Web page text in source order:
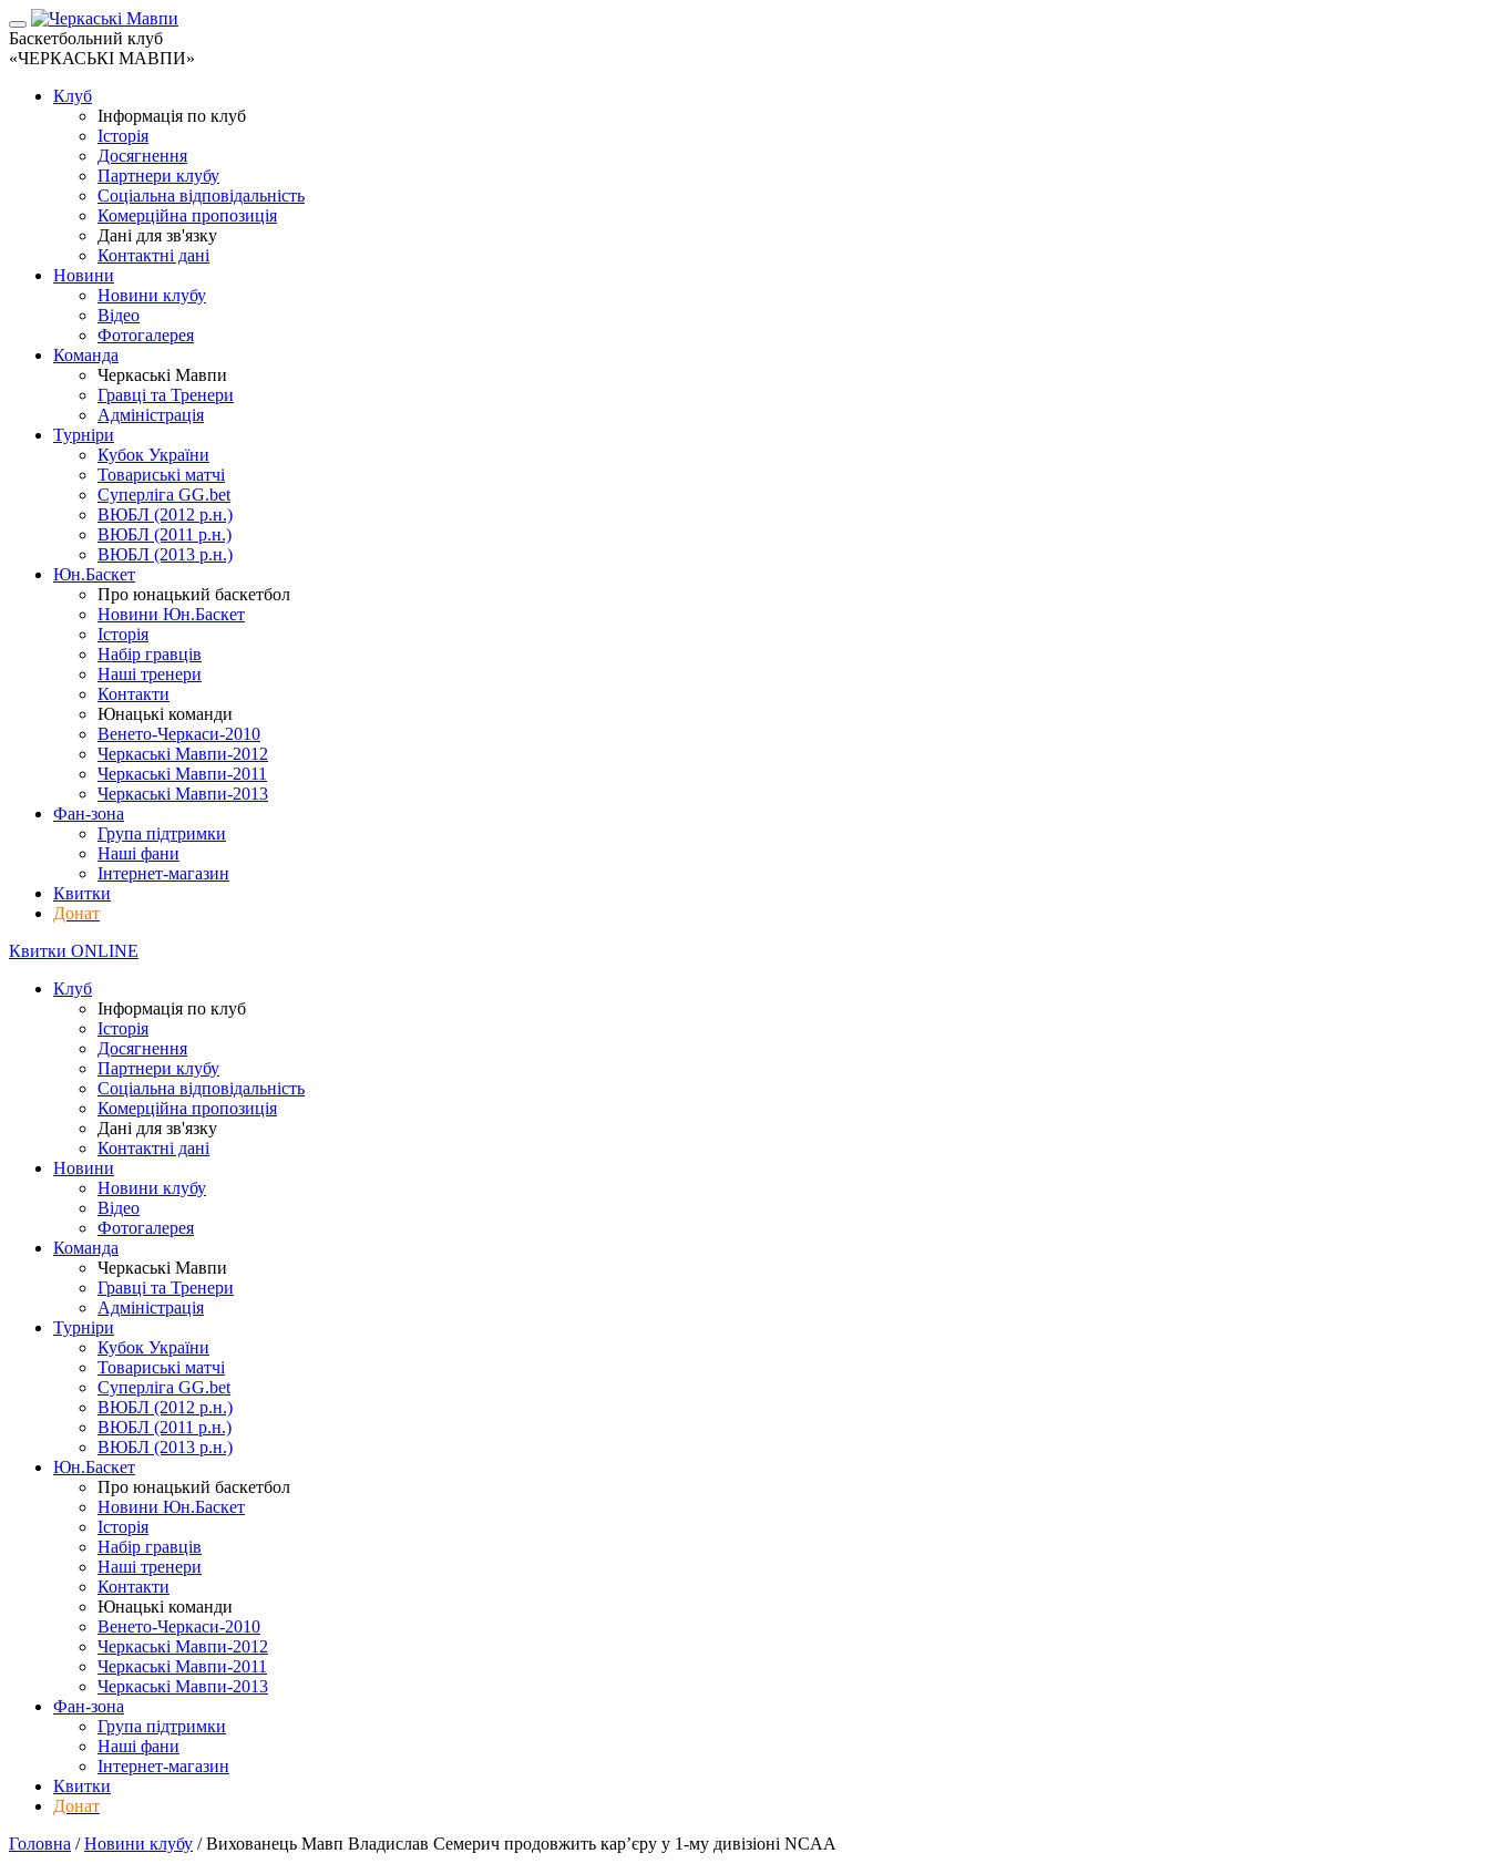
Баскетбольний клуб
«ЧЕРКАСЬКІ МАВПИ»
Клуб
Інформація по клуб
Історія
Досягнення
Партнери клубу
Соціальна відповідальність
Комерційна пропозиція
Дані для зв'язку
Контактні дані
Новини
Новини клубу
Відео
Фотогалерея
Команда
Черкаські Мавпи
Гравці та Тренери
Адміністрація
Турніри
Кубок України
Товариські матчі
Суперліга GG.bet
ВЮБЛ (2012 р.н.)
ВЮБЛ (2011 р.н.)
ВЮБЛ (2013 р.н.)
Юн.Баскет
Про юнацький баскетбол
Новини Юн.Баскет
Історія
Набір гравців
Наші тренери
Контакти
Юнацькі команди
Венето-Черкаси-2010
Черкаські Мавпи-2012
Черкаські Мавпи-2011
Черкаські Мавпи-2013
Фан-зона
Група підтримки
Наші фани
Інтернет-магазин
Квитки
Донат
Квитки ONLINE
Клуб
Інформація по клуб
Історія
Досягнення
Партнери клубу
Соціальна відповідальність
Комерційна пропозиція
Дані для зв'язку
Контактні дані
Новини
Новини клубу
Відео
Фотогалерея
Команда
Черкаські Мавпи
Гравці та Тренери
Адміністрація
Турніри
Кубок України
Товариські матчі
Суперліга GG.bet
ВЮБЛ (2012 р.н.)
ВЮБЛ (2011 р.н.)
ВЮБЛ (2013 р.н.)
Юн.Баскет
Про юнацький баскетбол
Новини Юн.Баскет
Історія
Набір гравців
Наші тренери
Контакти
Юнацькі команди
Венето-Черкаси-2010
Черкаські Мавпи-2012
Черкаські Мавпи-2011
Черкаські Мавпи-2013
Фан-зона
Група підтримки
Наші фани
Інтернет-магазин
Квитки
Донат
Головна /Новини клубу /Вихованець Мавп Владислав Семерич продовжить кар’єру у 1-му дивізіоні NCAA